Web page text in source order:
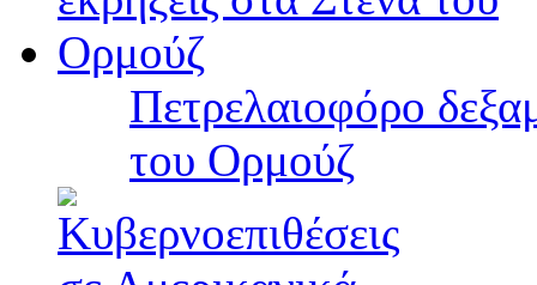
Πετρελαιοφόρο
του Ορμούζ